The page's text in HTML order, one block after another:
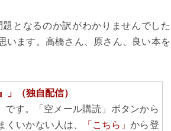
となるのか訳がわかりませんでした
います。高橋さん、原さん、良い本を
（独自配信）
す。「空メール購読」ボタンから
いかない人は、
「こちら」から登